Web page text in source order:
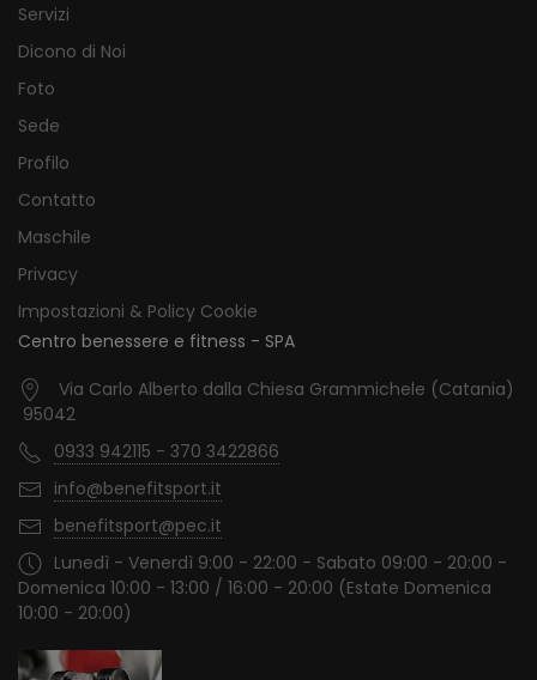
Servizi
Dicono di Noi
Foto
Sede
Profilo
Contatto
Maschile
Privacy
Impostazioni & Policy Cookie
Centro benessere e fitness - SPA
Via Carlo Alberto dalla Chiesa Grammichele (Catania)
95042
0933 942115 - 370 3422866
info@benefitsport.it
benefitsport@pec.it
Lunedì - Venerdì 9:00 - 22:00 - Sabato 09:00 - 20:00 -
Domenica 10:00 - 13:00 / 16:00 - 20:00 (Estate Domenica
10:00 - 20:00)